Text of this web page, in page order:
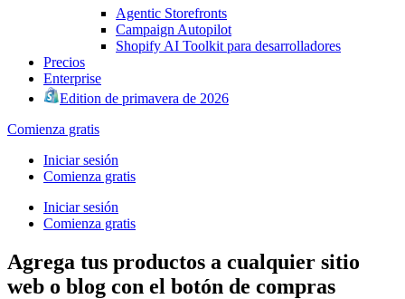
Agentic Storefronts
Campaign Autopilot
Shopify AI Toolkit para desarrolladores
Precios
Enterprise
Edition de primavera de 2026
Comienza gratis
Iniciar sesión
Comienza gratis
Iniciar sesión
Comienza gratis
Agrega tus productos a cualquier sitio
web o blog con el botón de compras